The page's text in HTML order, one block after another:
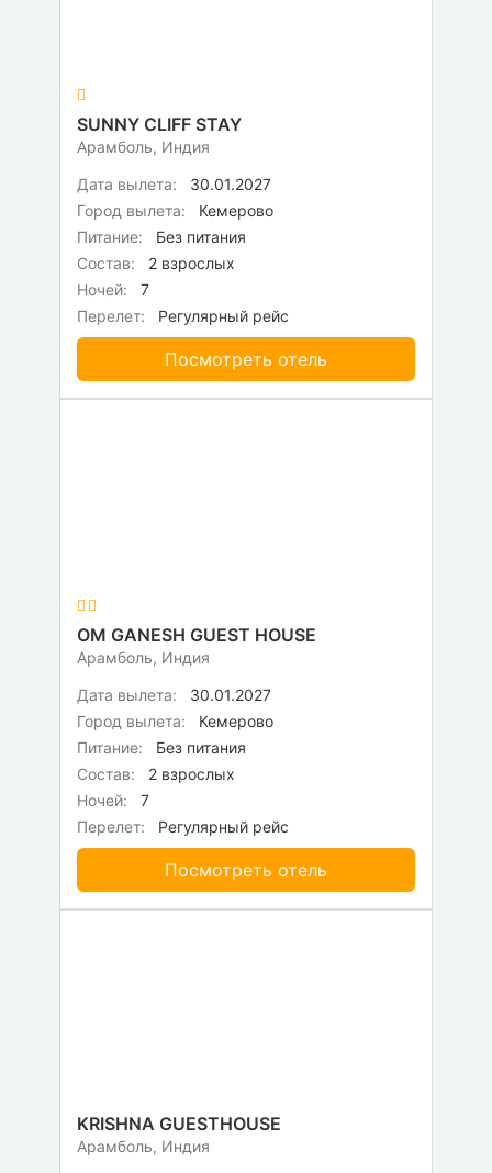
SUNNY CLIFF STAY
Арамболь, Индия
Дата вылета:
30.01.2027
Город вылета:
Кемерово
Питание:
Без питания
Состав:
2 взрослых
Ночей:
7
Перелет:
Регулярный рейс
Посмотреть отель
OM GANESH GUEST HOUSE
Арамболь, Индия
Дата вылета:
30.01.2027
Город вылета:
Кемерово
Питание:
Без питания
Состав:
2 взрослых
Ночей:
7
Перелет:
Регулярный рейс
Посмотреть отель
KRISHNA GUESTHOUSE
Арамболь, Индия